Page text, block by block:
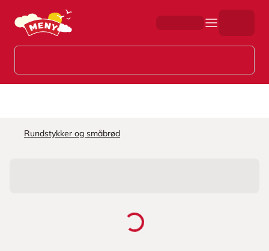
Hopp til hovedinnhold
Rundstykker og småbrød